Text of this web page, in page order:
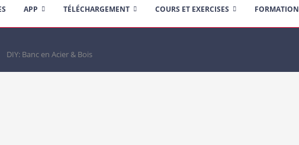
APP TÉLÉCHARGEMENT COURS ET EXERCISES FORMATION
DIY: Banc en Acier & Bois